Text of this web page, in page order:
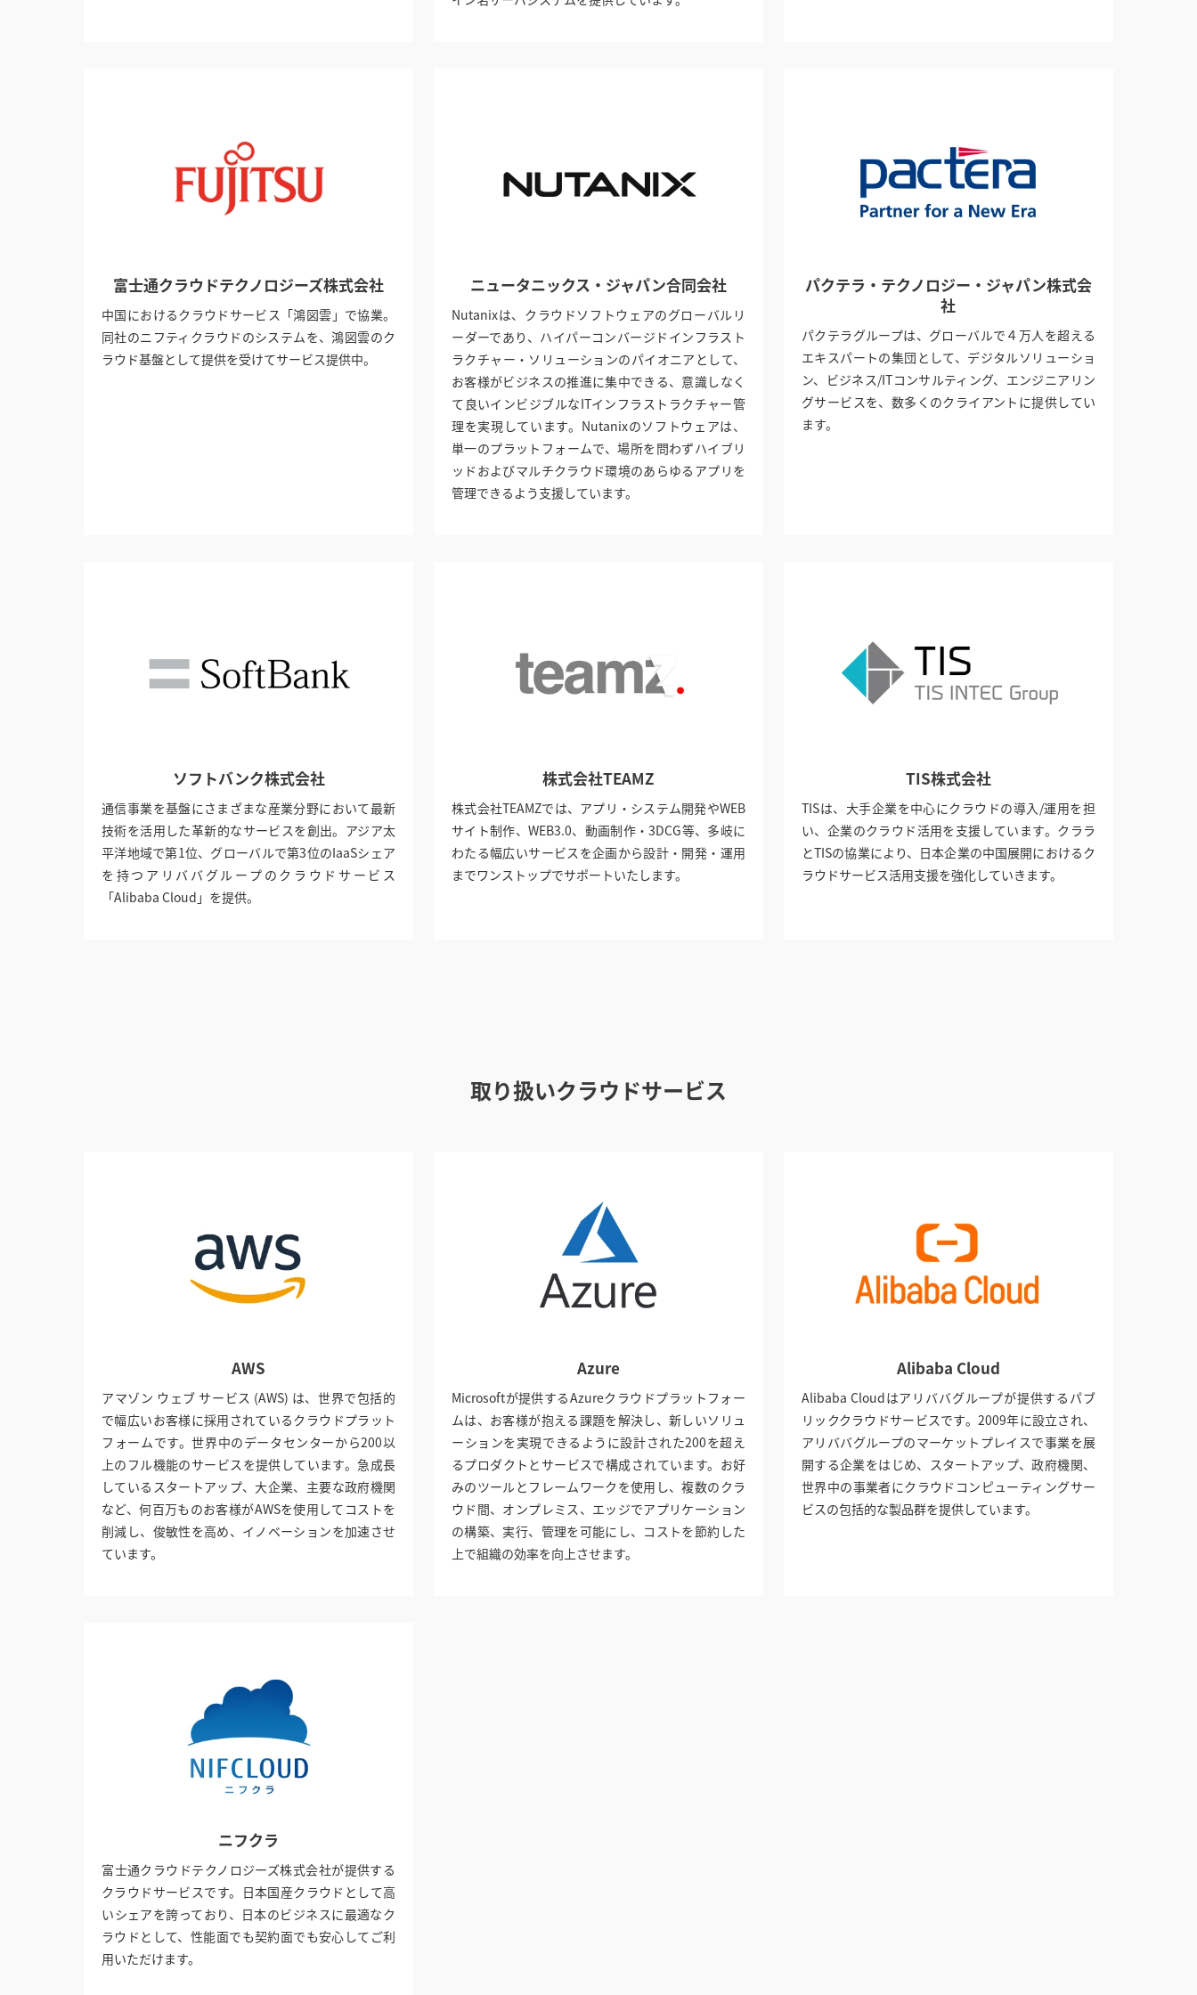
富士通クラウドテクノロジーズ株式会社
中国におけるクラウドサービス「鴻図雲」で協業。
同社のニフティクラウドのシステムを、鴻図雲のク
ラウド基盤として提供を受けてサービス提供中。
ニュータニックス・ジャパン合同会社
Nutanixは、クラウドソフトウェアのグローバルリ
ーダーであり、ハイパーコンバージドインフラスト
ラクチャー・ソリューションのパイオニアとして、
お客様がビジネスの推進に集中できる、意識しなく
て良いインビジブルなITインフラストラクチャー管
理を実現しています。Nutanixのソフトウェアは、
単一のプラットフォームで、場所を問わずハイブリ
ッドおよびマルチクラウド環境のあらゆるアプリを
管理できるよう支援しています。
パクテラ・テクノロジー・ジャパン株式会
社
パクテラグループは、グローバルで４万人を超える
エキスパートの集団として、デジタルソリューショ
ン、ビジネス/ITコンサルティング、エンジニアリン
グサービスを、数多くのクライアントに提供してい
ます。
ソフトバンク株式会社
通信事業を基盤にさまざまな産業分野において最新
技術を活用した革新的なサービスを創出。アジア太
平洋地域で第1位、グローバルで第3位のIaaSシェア
を持つアリババグループのクラウドサービス
「Alibaba Cloud」を提供。
株式会社TEAMZ
株式会社TEAMZでは、アプリ・システム開発やWEB
サイト制作、WEB3.0、動画制作・3DCG等、多岐に
わたる幅広いサービスを企画から設計・開発・運用
までワンストップでサポートいたします。
TIS株式会社
TISは、大手企業を中心にクラウドの導入/運用を担
い、企業のクラウド活用を支援しています。クララ
とTISの協業により、日本企業の中国展開におけるク
ラウドサービス活用支援を強化していきます。
取り扱いクラウドサービス
AWS
アマゾン ウェブ サービス (AWS) は、世界で包括的
で幅広いお客様に採用されているクラウドプラット
フォームです。世界中のデータセンターから200以
上のフル機能のサービスを提供しています。急成長
しているスタートアップ、大企業、主要な政府機関
など、何百万ものお客様がAWSを使用してコストを
削減し、俊敏性を高め、イノベーションを加速させ
ています。
Azure
Microsoftが提供するAzureクラウドプラットフォー
ムは、お客様が抱える課題を解決し、新しいソリュ
ーションを実現できるように設計された200を超え
るプロダクトとサービスで構成されています。お好
みのツールとフレームワークを使用し、複数のクラ
ウド間、オンプレミス、エッジでアプリケーション
の構築、実行、管理を可能にし、コストを節約した
上で組織の効率を向上させます。
Alibaba Cloud
Alibaba Cloudはアリババグループが提供するパブ
リッククラウドサービスです。2009年に設立され、
アリババグループのマーケットプレイスで事業を展
開する企業をはじめ、スタートアップ、政府機関、
世界中の事業者にクラウドコンピューティングサー
ビスの包括的な製品群を提供しています。
ニフクラ
富士通クラウドテクノロジーズ株式会社が提供する
クラウドサービスです。日本国産クラウドとして高
いシェアを誇っており、日本のビジネスに最適なク
ラウドとして、性能面でも契約面でも安心してご利
用いただけます。